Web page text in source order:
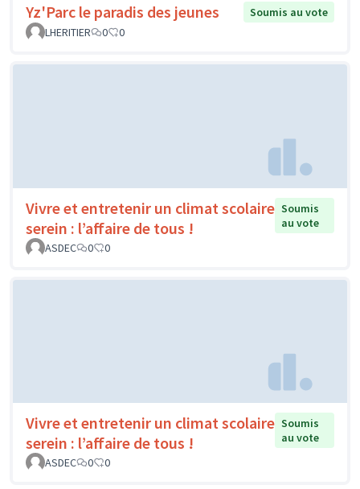
Yz'Parc le paradis des jeunes
Soumis au vote
LHERITIER
0 0
Vivre et entretenir un climat scolaire
serein : l’affaire de tous !
Soumis
au vote
ASDEC
0 0
Vivre et entretenir un climat scolaire
serein : l’affaire de tous !
Soumis
au vote
ASDEC
0 0